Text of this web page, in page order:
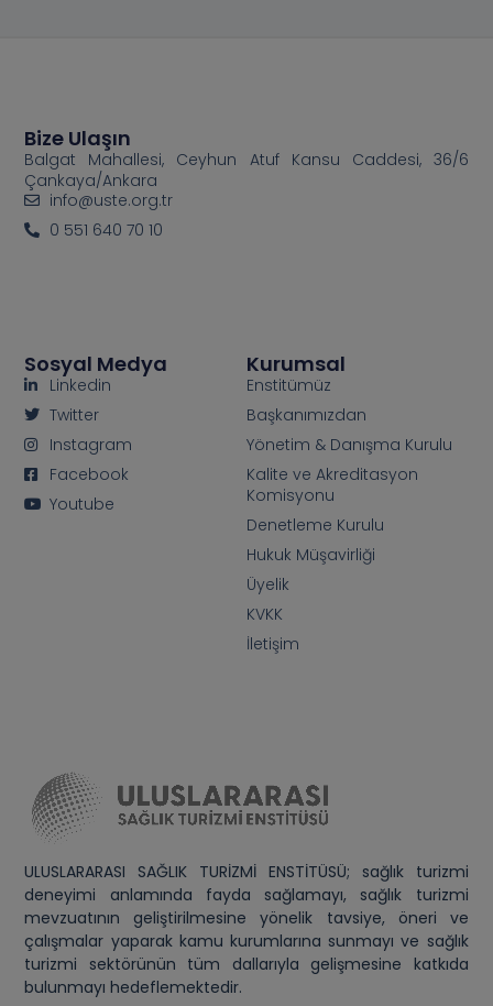
ULUSLARARASI SAĞLIK TURİZMİ ENSTİTÜSÜ; sağlık turizmi
deneyimi anlamında fayda sağlamayı, sağlık turizmi
mevzuatının geliştirilmesine yönelik tavsiye, öneri ve
çalışmalar yaparak kamu kurumlarına sunmayı ve sağlık
turizmi sektörünün tüm dallarıyla gelişmesine katkıda
bulunmayı hedeflemektedir.
Kurumsal
Enstitümüz
Başkanımızdan
Yönetim & Danışma Kurulu
Kalite ve Akreditasyon
Komisyonu
Denetleme Kurulu
Hukuk Müşavirliği
Üyelik
KVKK
İletişim
Sosyal Medya
Linkedin
Twitter
Instagram
Facebook
Youtube
Bize Ulaşın
Balgat Mahallesi, Ceyhun Atuf Kansu Caddesi, 36/6
Çankaya/Ankara
info@uste.org.tr
0 551 640 70 10